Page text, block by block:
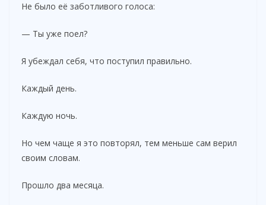
Не было её заботливого голоса:
— Ты уже поел?
Я убеждал себя, что поступил правильно.
Каждый день.
Каждую ночь.
Но чем чаще я это повторял, тем меньше сам верил
своим словам.
Прошло два месяца.